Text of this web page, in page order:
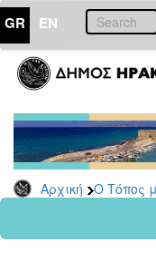
GR EN
Αρχική Ο Τόπος
ΤΟΠΟΣ
ΜΑΣ
Αρχείο
2026
2024